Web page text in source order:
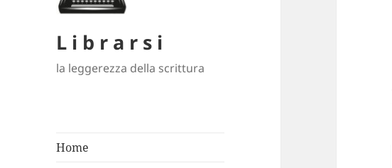
L i b r a r s i
la leggerezza della scrittura
Home